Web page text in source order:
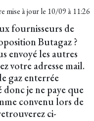
mise à jour le 10/09 à 11:26
fournisseurs de
Butagaz ?
envoyé les autres
votre adresse mail.
gaz enterrée
donc je ne paye que
convenu lors de
ci-